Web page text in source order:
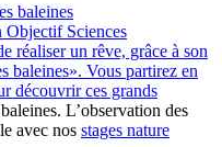
baleines
Objectif Sciences
réaliser un rêve, grâce à son
baleines». Vous partirez en
découvrir ces grands
L’observation des
avec nos stages nature